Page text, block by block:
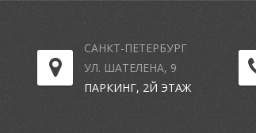
САНКТ-ПЕТЕРБУРГ
УЛ. ШАТЕЛЕНА, 9
ПАРКИНГ, 2Й ЭТАЖ